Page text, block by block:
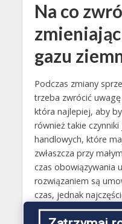
Na co
gazu
Podczas zmiany
trzeba zwrócić
która najlepiej, aby
również takie
handlowych, które
zwłaszcza przy
czas obowiązywania
rozwiązaniem są
czas, jednak
warunkami oferty,